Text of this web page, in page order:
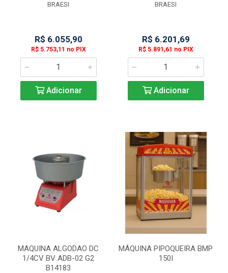
BRAESI
R$ 6.055,90
R$ 5.753,11 no PIX
Adicionar
BRAESI
R$ 6.201,69
R$ 5.891,61 no PIX
Adicionar
MAQUINA ALGODAO DC
1/4CV BV ADB-02 G2
B14183
MÁQUINA PIPOQUEIRA BMP
150I